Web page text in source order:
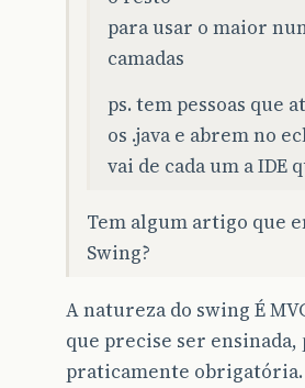
para usar o maior
camadas
ps. tem pessoas que
os .java e abrem no
vai de cada um a IDE
Tem algum artigo que
Swing?
A natureza do swing É
que precise ser ensinada,
praticamente obrigatória.